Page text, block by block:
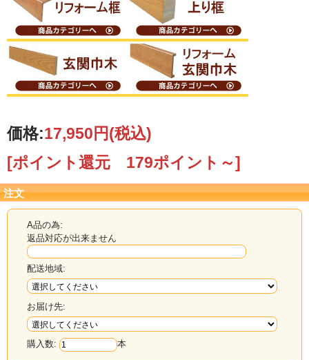
価格:17,950円(税込)
[ポイント還元 179ポイント～]
注文
A品の為:
返品対応が出来ません
配送地域:
お届け先:
購入数: 本